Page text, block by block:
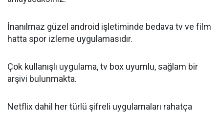
İnanılmaz güzel android işletiminde bedava tv ve film
hatta spor izleme uygulamasıdır.
Çok kullanışlı uygulama, tv box uyumlu, sağlam bir
arşivi bulunmakta.
Netflix dahil her türlü şifreli uygulamaları rahatça